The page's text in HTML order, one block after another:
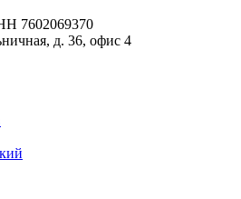
7602069370
д. 36, офис 4